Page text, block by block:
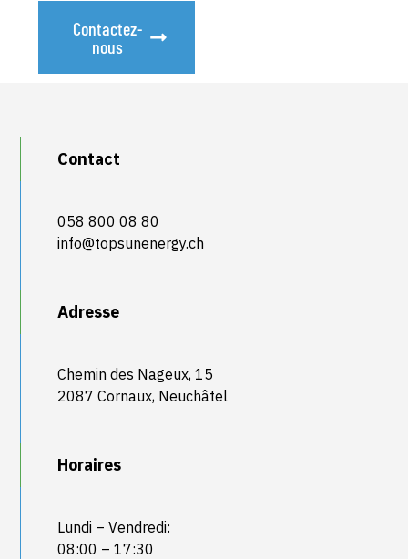
Contactez-
nous
Contact
058 800 08 80
info@topsunenergy.ch
Adresse
Chemin des Nageux, 15
2087 Cornaux, Neuchâtel
Horaires
Lundi – Vendredi:
08:00 – 17:30